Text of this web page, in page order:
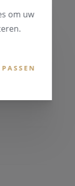
om uw